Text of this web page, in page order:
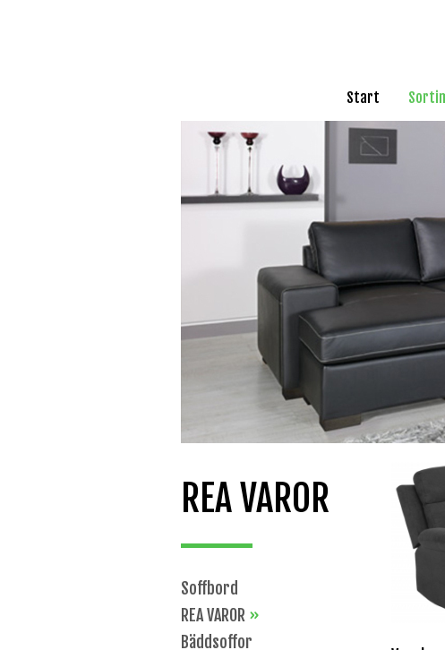
Start
REA VAROR
Soffbord
REA VAROR »
Bäddsoffor